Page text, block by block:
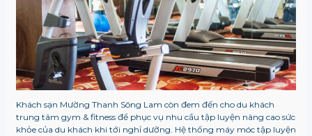
Khách sạn Mường Thanh Sông Lam còn đem đến cho du khách
trung tâm gym & fitness để phục vụ nhu cầu tập luyện nâng cao sức
khỏe của du khách khi tới nghỉ dưỡng. Hệ thống máy móc tập luyện